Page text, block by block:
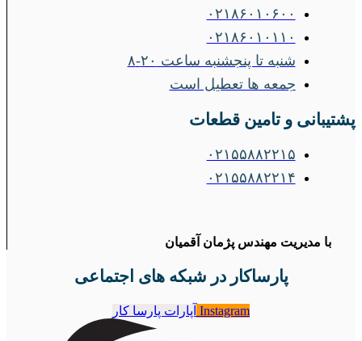
۰۲۱۸۶۰۱۰۶۰۰
۰۲۱۸۶۰۱۰۱۱۰
شنبه تا پنجشنبه ساعت ۲۰-۸
جمعه ها تعطیل است
پشتیبانی و تامین قطعات
۰۲۱۵۵۸۸۲۲۱۵
۰۲۱۵۵۸۸۲۲۱۴
با مدیریت مهندس پژمان آقمیان
پارساکار در شبکه های اجتماعی
Instagram آپارات پارسا کار